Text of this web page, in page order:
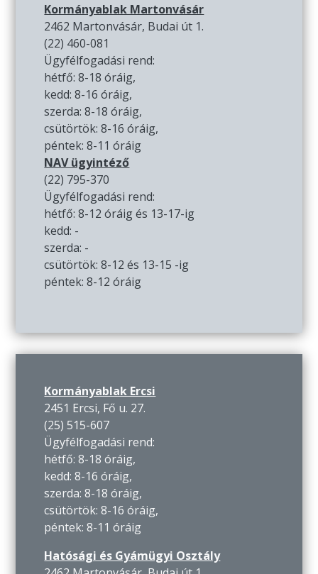
Kormányablak Martonvásár
2462 Martonvásár, Budai út 1.
(22) 460-081
Ügyfélfogadási rend:
hétfő: 8-18 óráig,
kedd: 8-16 óráig,
szerda: 8-18 óráig,
csütörtök: 8-16 óráig,
péntek: 8-11 óráig
NAV ügyintéző
(22) 795-370
Ügyfélfogadási rend:
hétfő: 8-12 óráig és 13-17-ig
kedd: -
szerda: -
csütörtök: 8-12 és 13-15 -ig
péntek: 8-12 óráig
Kormányablak Ercsi
2451 Ercsi, Fő u. 27.
(25) 515-607
Ügyfélfogadási rend:
hétfő: 8-18 óráig,
kedd: 8-16 óráig,
szerda: 8-18 óráig,
csütörtök: 8-16 óráig,
péntek: 8-11 óráig
Hatósági és Gyámügyi Osztály